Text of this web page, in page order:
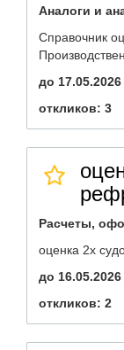
Аналоги и
Справочник
до
откликов: 3
Расчеты,
оценка 2х
до
откликов: 2